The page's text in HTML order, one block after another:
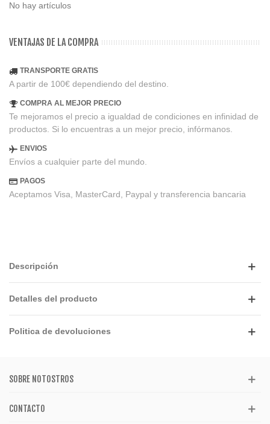
No hay artículos
VENTAJAS DE LA COMPRA
TRANSPORTE GRATIS
A partir de 100€ dependiendo del destino.
COMPRA AL MEJOR PRECIO
Te mejoramos el precio a igualdad de condiciones en infinidad de
productos. Si lo encuentras a un mejor precio, infórmanos.
ENVIOS
Envíos a cualquier parte del mundo.
PAGOS
Aceptamos Visa, MasterCard, Paypal y transferencia bancaria
Descripción
Detalles del producto
Politica de devoluciones
SOBRE NOTOSTROS
CONTACTO